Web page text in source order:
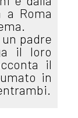
a Roma
padre
il loro
il
in